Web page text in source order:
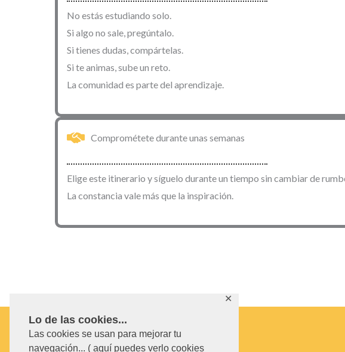
Lo de las cookies...
Las cookies se usan para mejorar tu
navegación... ( aquí puedes verlo cookies
✕
No estás estudiando solo.
Si algo no sale, pregúntalo.
Si tienes dudas, compártelas.
Si te animas, sube un reto.
La comunidad es parte del aprendizaje.
Comprométete durante unas semanas
Elige este itinerario y síguelo durante un tiempo sin cambiar de
La constancia vale más que la inspiración.